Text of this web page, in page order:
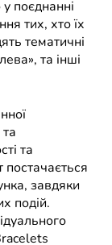
поєднанні
тих, хто їх
тематичні
та інші
та
завдяки
подій.